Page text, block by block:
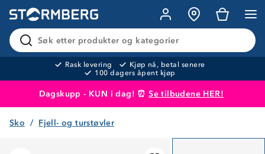
Søk etter produkter og kategorier
Rask levering
Kjøp nå, betal senere
100 dagers åpent kjøp
Dagskupp - KUN i dag! ⏰Se tilbudene HER!
Produktet er lagt i handlekurven
Sko Fjell- og turstøvler